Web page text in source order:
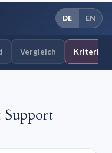
DE EN
Vergleich Kriterien
Support